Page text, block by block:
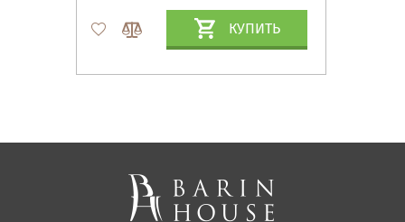
КУПИТЬ
Спальни, Кровати
Корпусная мебель
Офисная мебель